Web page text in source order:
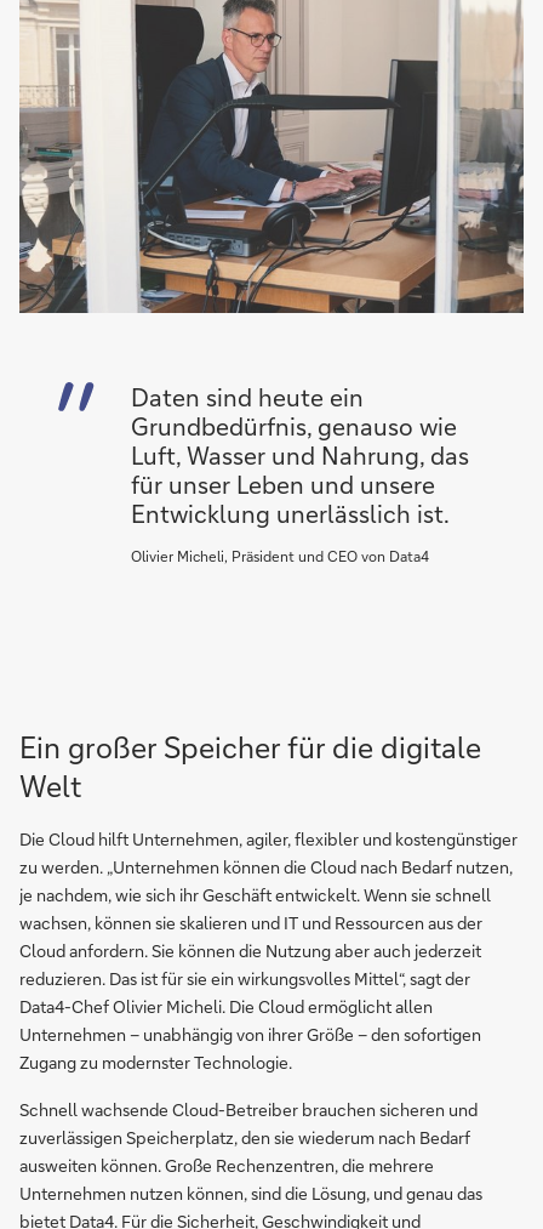
Daten sind heute ein
Grundbedürfnis, genauso wie
Luft, Wasser und Nahrung, das
für unser Leben und unsere
Entwicklung unerlässlich ist.
Olivier Micheli, Präsident und CEO von Data4
Ein großer Speicher für die digitale
Welt
Die Cloud hilft Unternehmen, agiler, flexibler und kostengünstiger
zu werden. „Unternehmen können die Cloud nach Bedarf nutzen,
je nachdem, wie sich ihr Geschäft entwickelt. Wenn sie schnell
wachsen, können sie skalieren und IT und Ressourcen aus der
Cloud anfordern. Sie können die Nutzung aber auch jederzeit
reduzieren. Das ist für sie ein wirkungsvolles Mittel“, sagt der
Data4-Chef Olivier Micheli. Die Cloud ermöglicht allen
Unternehmen – unabhängig von ihrer Größe – den sofortigen
Zugang zu modernster Technologie.
Schnell wachsende Cloud-Betreiber brauchen sicheren und
zuverlässigen Speicherplatz, den sie wiederum nach Bedarf
ausweiten können. Große Rechenzentren, die mehrere
Unternehmen nutzen können, sind die Lösung, und genau das
bietet Data4. Für die Sicherheit, Geschwindigkeit und